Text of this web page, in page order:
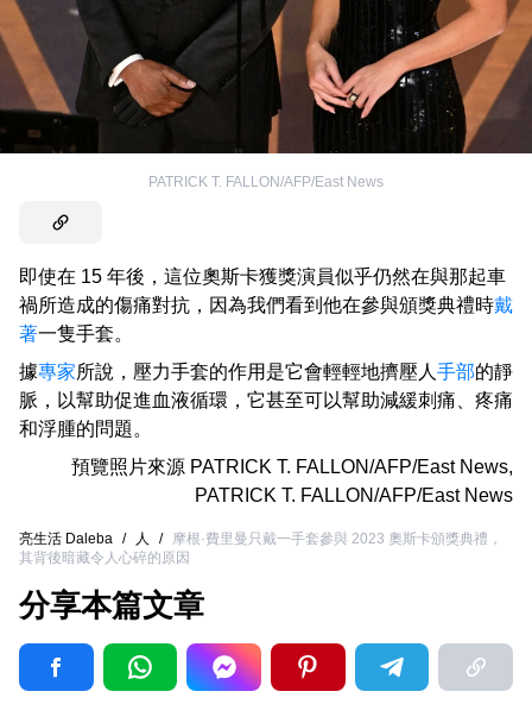
PATRICK T. FALLON/AFP/East News
即使在 15 年後，這位奧斯卡獲獎演員似乎仍然在與那起車
禍所造成的傷痛對抗，因為我們看到他在參與頒獎典禮時戴
著一隻手套。
據專家所說，壓力手套的作用是它會輕輕地擠壓人 手部的靜
脈，以幫助促進血液循環，它甚至可以幫助減緩刺痛、疼痛
和浮腫的問題。
預覽照片來源 PATRICK T. FALLON/AFP/East News,
PATRICK T. FALLON/AFP/East News
亮生活 Daleba / 人 /
摩根·費里曼只戴一手套參與 2023 奧斯卡頒獎典禮，
其背後暗藏令人心碎的原因
分享本篇文章